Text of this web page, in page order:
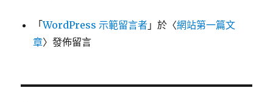
「WordPress 示範留言者 」於〈網站第一篇文
章〉發佈留言